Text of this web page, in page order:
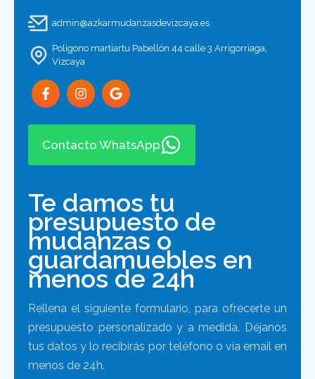
admin@azkarmudanzasdevizcaya.es
Poligono martiartu Pabellón 44 calle 3 Arrigorriaga,
Vizcaya
Contacto WhatsApp
Te damos tu
presupuesto de
mudanzas o
guardamuebles en
menos de 24h
Rellena el siguiente formulario, para ofrecerte un
presupuesto personalizado y a medida. Déjanos
tus datos y lo recibirás por teléfono o vía email en
menos de 24h.